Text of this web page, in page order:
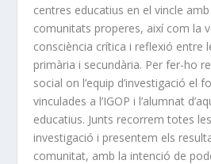
centres educatius en el vincle
comunitats properes, així com la
consciència crítica i reflexió entre
primària i secundària. Per fer-ho
social on l’equip d’investigació el
vinculades a l’IGOP i l’alumnat
educatius. Junts recorrem totes
investigació i presentem els
comunitat, amb la intenció de